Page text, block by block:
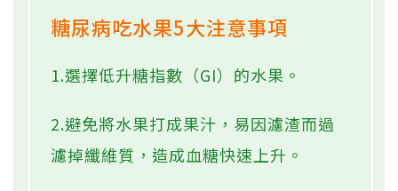
糖尿病吃水果5大注意事項
1.選擇低升糖指數（GI）的水果。
2.避免將水果打成果汁，易因濾渣而過
濾掉纖維質，造成血糖快速上升。